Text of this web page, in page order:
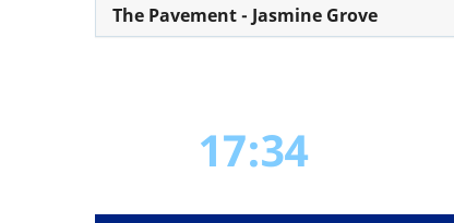
The Pavement - Jasmine Grove
17:34